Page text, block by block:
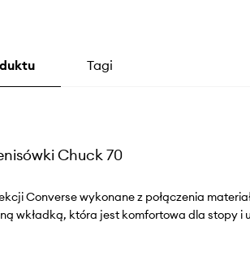
Tagi
Chuck 70
Converse wykonane z połączenia
wkładką, która jest komfortowa dla stopy i